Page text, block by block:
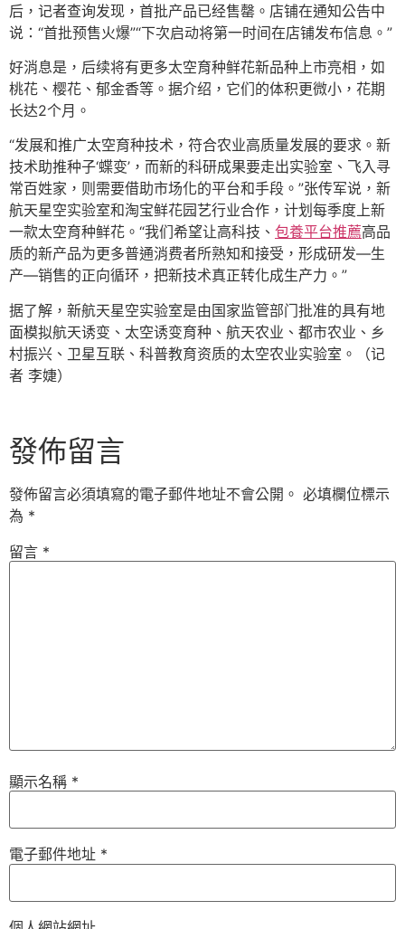
后，记者查询发现，首批产品已经售罄。店铺在通知公告中
说：“首批预售火爆”“下次启动将第一时间在店铺发布信息。”
好消息是，后续将有更多太空育种鲜花新品种上市亮相，如
桃花、樱花、郁金香等。据介绍，它们的体积更微小，花期
长达2个月。
“发展和推广太空育种技术，符合农业高质量发展的要求。新
技术助推种子‘蝶变’，而新的科研成果要走出实验室、飞入寻
常百姓家，则需要借助市场化的平台和手段。”张传军说，新
航天星空实验室和淘宝鲜花园艺行业合作，计划每季度上新
一款太空育种鲜花。“我们希望让高科技、 包養平台推薦高品
质的新产品为更多普通消费者所熟知和接受，形成研发—生
产—销售的正向循环，把新技术真正转化成生产力。”
据了解，新航天星空实验室是由国家监管部门批准的具有地
面模拟航天诱变、太空诱变育种、航天农业、都市农业、乡
村振兴、卫星互联、科普教育资质的太空农业实验室。（记
者 李婕）
發佈留言
發佈留言必須填寫的電子郵件地址不會公開。 必填欄位標示
為 *
留言 *
顯示名稱 *
電子郵件地址 *